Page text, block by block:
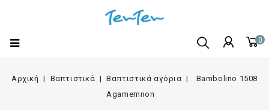
0
Αρχική Βαπτιστικά Βαπτιστικά αγόρια
Bambolino 1508
Agamemnon